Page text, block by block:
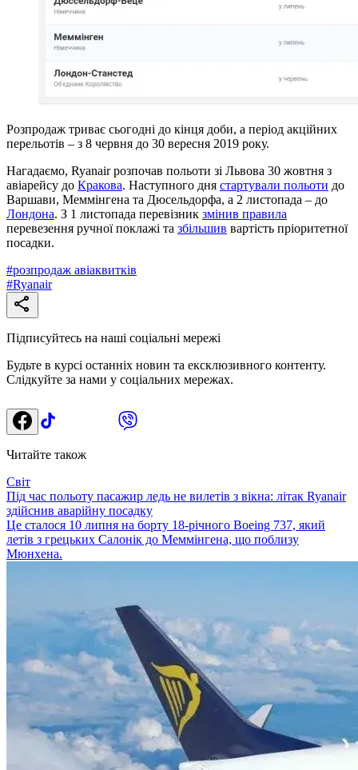
Розпродаж триває сьогодні до кінця доби, а період акційних
перельотів – з 8 червня до 30 вересня 2019 року.
Нагадаємо, Ryanair розпочав польоти зі Львова 30 жовтня з
авіарейсу до Кракова. Наступного дня стартували польоти до
Варшави, Меммінгена та Дюсельдорфа, а 2 листопада – до
Лондона. З 1 листопада перевізник змінив правила
перевезення ручної поклажі та збільшив вартість пріоритетної
посадки.
#розпродаж авіаквитків
#Ryanair
Підписуйтесь на наші соціальні мережі
Будьте в курсі останніх новин та ексклюзивного контенту.
Слідкуйте за нами у соціальних мережах.
Читайте також
Світ
Під час польоту пасажир ледь не вилетів з вікна: літак Ryanair
здійснив аварійну посадку
Це сталося 10 липня на борту 18-річного Boeing 737, який
летів з грецьких Салонік до Меммінгена, що поблизу
Мюнхена.